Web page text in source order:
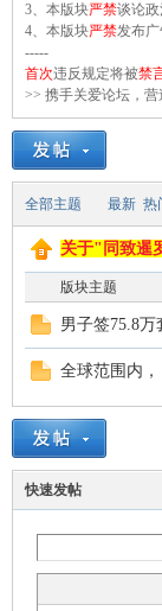
致
暹
3、本版块严禁谈论政
4、本版块严禁发布广
-----
首次违反规定将被禁
>> 携手关爱论坛，营
全部主题 最新 热
关于"同致暹
版块主题
男子签75.8
全球范围内
快速发帖